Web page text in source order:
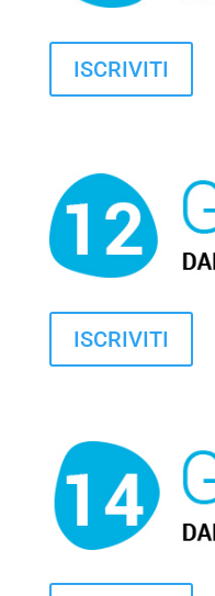
ISCRIVITI
ISCRIVITI